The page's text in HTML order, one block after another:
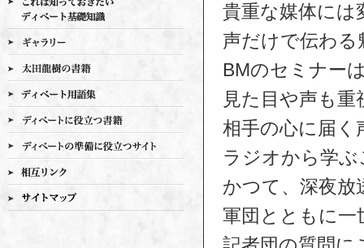
貴重な媒体には
声だけで伝わ
BMのセミナー
見た目や声も
相手の心に届
ラジオから学
かつて、深夜放
軍団とともに